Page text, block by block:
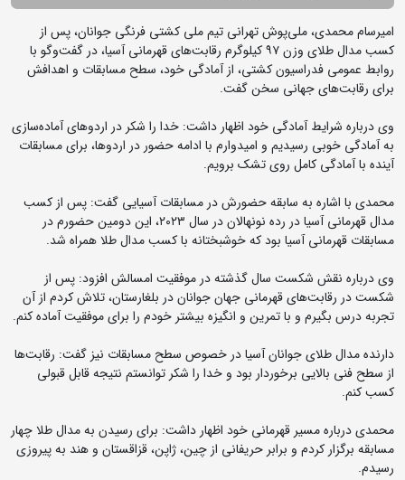
امیرسام محمدی، ملی‌پوش تهرانی تیم ملی کشتی فرنگی جوانان، پس از
کسب مدال طلای وزن ۹۷ کیلوگرم رقابت‌های قهرمانی آسیا، در گفت‌وگو با
روابط عمومی فدراسیون کشتی، از آمادگی خود، سطح مسابقات و اهدافش
برای رقابت‌های جهانی سخن گفت.
وی درباره شرایط آمادگی خود اظهار داشت: خدا را شکر در اردوهای آماده‌سازی
به آمادگی خوبی رسیدیم و امیدوارم با ادامه حضور در اردوها، برای مسابقات
آینده با آمادگی کامل روی تشک برویم.
محمدی با اشاره به سابقه حضورش در مسابقات آسیایی گفت: پس از کسب
مدال قهرمانی آسیا در رده نونهالان در سال ۲۰۲۳، این دومین حضورم در
مسابقات قهرمانی آسیا بود که خوشبختانه با کسب مدال طلا همراه شد.
وی درباره نقش شکست‌ سال گذشته در موفقیت امسالش افزود: پس از
شکست در رقابت‌های قهرمانی جهان جوانان در بلغارستان، تلاش کردم از آن
تجربه درس بگیرم و با تمرین و انگیزه بیشتر خودم را برای موفقیت آماده کنم.
دارنده مدال طلای جوانان آسیا در خصوص سطح مسابقات نیز گفت: رقابت‌ها
از سطح فنی بالایی برخوردار بود و خدا را شکر توانستم نتیجه قابل قبولی
کسب کنم.
محمدی درباره مسیر قهرمانی خود اظهار داشت: برای رسیدن به مدال طلا چهار
مسابقه برگزار کردم و برابر حریفانی از چین، ژاپن، قزاقستان و هند به پیروزی
رسیدم.